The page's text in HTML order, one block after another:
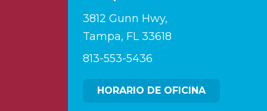
3812 Gunn Hwy,
Tampa, FL 33618
813-553-5436
HORARIO DE OFICINA